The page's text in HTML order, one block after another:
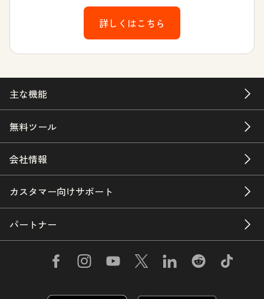
詳しくはこちら
主な機能
無料ツール
会社情報
カスタマー向けサポート
パートナー